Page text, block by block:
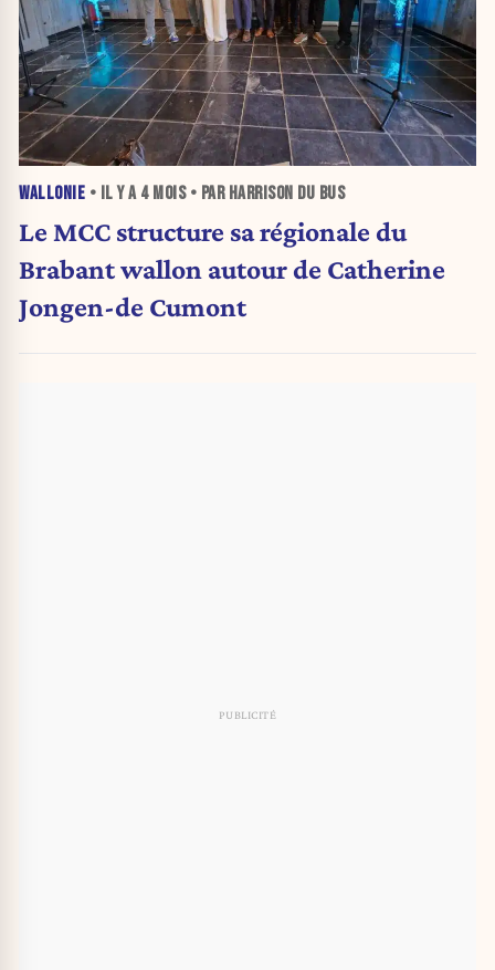
WALLONIE • IL Y A 4 MOIS• PAR HARRISON DU BUS
Le MCC structure sa régionale du
Brabant wallon autour de Catherine
Jongen-de Cumont